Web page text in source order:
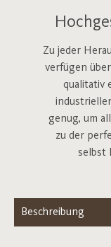
Zu jeder
verfügen
qualitativ
genug, um
zu der
selbst
Beschreibung